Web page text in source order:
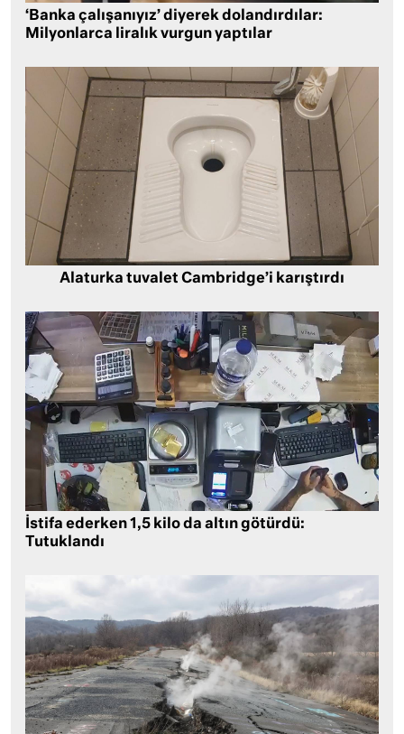
‘Banka çalışanıyız’ diyerek dolandırdılar:
Milyonlarca liralık vurgun yaptılar
Alaturka tuvalet Cambridge’i karıştırdı
İstifa ederken 1,5 kilo da altın götürdü:
Tutuklandı